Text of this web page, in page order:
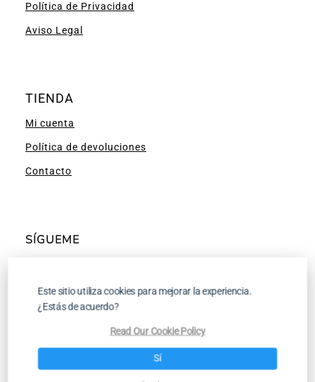
Política de Privacidad
Aviso Legal
TIENDA
Mi cuenta
Política de devoluciones
Contacto
SÍGUEME
Tutoriales para Tejer a Dos Agujas y a
Ganchillo
Este sitio utiliza cookies para mejorar la experiencia.
¿Estás de acuerdo?
Read Our Cookie Policy
Sí